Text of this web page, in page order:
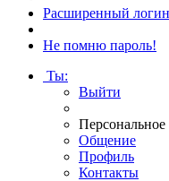
Расширенный логин
Не помню пароль!
Ты:
Выйти
Персональное
Общение
Профиль
Контакты